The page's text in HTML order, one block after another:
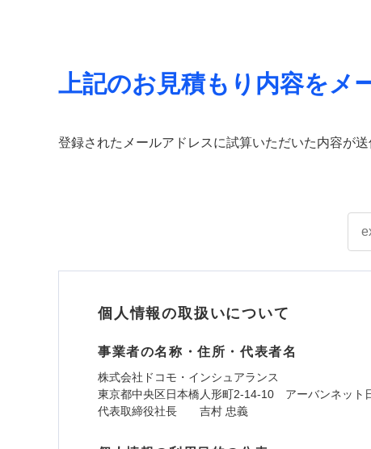
上記のお見積もり内容をメ
登録されたメールアドレスに試算いただいた内容が送
個人情報の取扱いについて
事業者の名称・住所・代表者名
株式会社ドコモ・インシュアランス
東京都中央区日本橋人形町2-14-10 アーバンネット
代表取締役社長 吉村 忠義